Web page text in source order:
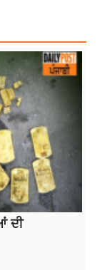
ਦੀ